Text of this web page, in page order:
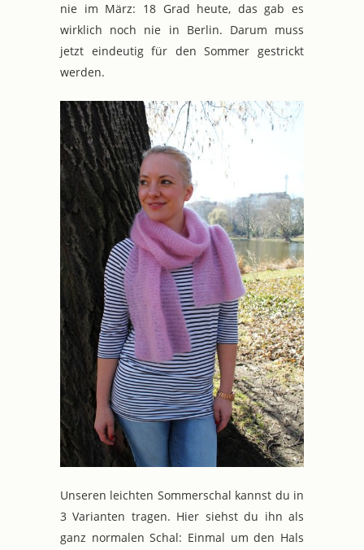
nie im März: 18 Grad heute, das gab es
wirklich noch nie in Berlin. Darum muss
jetzt eindeutig für den Sommer gestrickt
werden.
Unseren leichten Sommerschal kannst du in
3 Varianten tragen. Hier siehst du ihn als
ganz normalen Schal: Einmal um den Hals